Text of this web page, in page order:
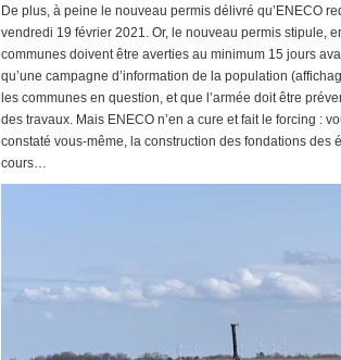
De plus, à peine le nouveau permis délivré qu’ENECO
vendredi 19 février 2021. Or, le nouveau permis stipule,
communes doivent être averties au minimum 15 jours
qu’une campagne d’information de la population
les communes en question, et que l’armée doit être
des travaux. Mais ENECO n’en a cure et fait le forcing :
constaté vous-même, la construction des fondations des
cours…